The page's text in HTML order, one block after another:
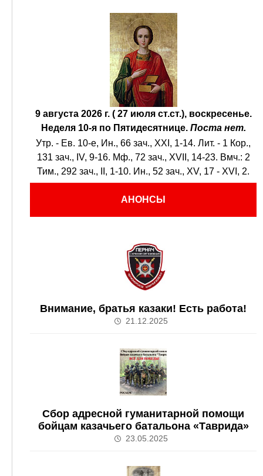
9 августа 2026 г. ( 27 июля ст.ст.), воскресенье.
Неделя 10-я по Пятидесятнице. Поста нет.
Утр. - Ев. 10-е, Ин., 66 зач., XXI, 1-14. Лит. - 1 Кор.,
131 зач., IV, 9-16. Мф., 72 зач., XVII, 14-23. Вмч.: 2
Тим., 292 зач., II, 1-10. Ин., 52 зач., XV, 17 - XVI, 2.
АНОНСЫ
Внимание, братья казаки! Есть работа!
21.12.2025
Сбор адресной гуманитарной помощи
бойцам казачьего батальона «Таврида»
23.05.2025